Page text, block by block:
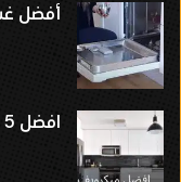
أفضل
افضل 5 ميكرويف يمكنك شرائها فى 2020